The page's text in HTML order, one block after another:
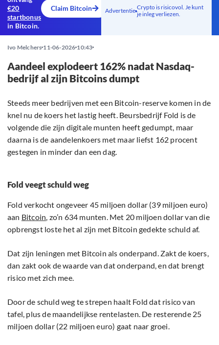
€20
startbonus
in Bitcoin.
Claim Bitcoin Advertentie Crypto is risicovol. Je kunt
je inleg verliezen.
Ivo Melchers 11-06-2026 10:43
Aandeel explodeert 162% nadat Nasdaq-
bedrijf al zijn Bitcoins dumpt
Steeds meer bedrijven met een Bitcoin-reserve komen in de
knel nu de koers het lastig heeft. Beursbedrijf Fold is de
volgende die zijn digitale munten heeft gedumpt, maar
daarna is de aandelenkoers met maar liefst 162 procent
gestegen in minder dan een dag.
Fold veegt schuld weg
Fold verkocht ongeveer 45 miljoen dollar (39 miljoen euro)
aan Bitcoin, zo’n 634 munten. Met 20 miljoen dollar van die
opbrengst loste het al zijn met Bitcoin gedekte schuld af.
Dat zijn leningen met Bitcoin als onderpand. Zakt de koers,
dan zakt ook de waarde van dat onderpand, en dat brengt
risico met zich mee.
Door de schuld weg te strepen haalt Fold dat risico van
tafel, plus de maandelijkse rentelasten. De resterende 25
miljoen dollar (22 miljoen euro) gaat naar groei.